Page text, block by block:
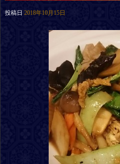
投稿日 2018年10月15日